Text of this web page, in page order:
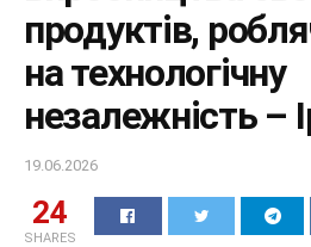
продуктів,
на технологічну
незалежність –
19.06.2026
24
SHARES